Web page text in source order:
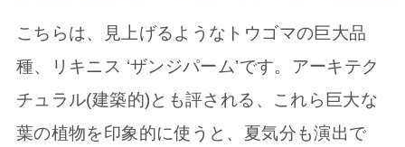
こちらは、見上げるようなトウゴマの巨大品
種、リキニス ‘ザンジパーム’です。アーキテク
チュラル(建築的)とも評される、これら巨大な
葉の植物を印象的に使うと、夏気分も演出で